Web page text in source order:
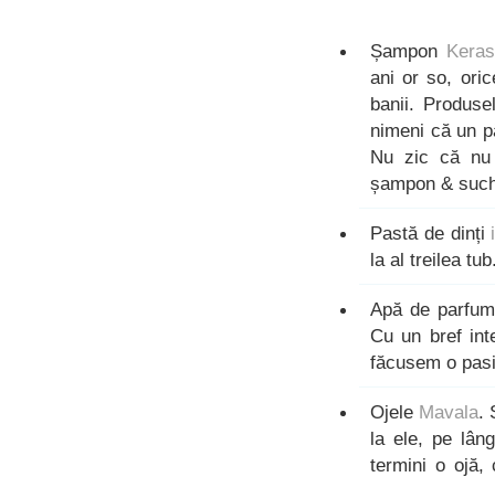
Șampon
ani or so,
banii.
nimeni că un
Nu zic că nu
șampon &
Pastă de dinți
la al treilea
Apă de
Cu un bref
făcusem o
Ojele Mavala.
la ele, pe
termini o ojă,